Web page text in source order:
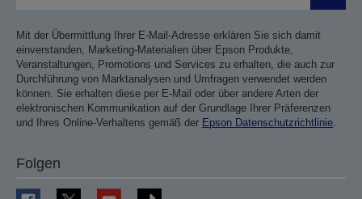
Mit der Übermittlung Ihrer E-Mail-Adresse erklären Sie sich damit
einverstanden, Marketing-Materialien über Epson Produkte,
Veranstaltungen, Promotions und Services zu erhalten, die auch zur
Durchführung von Marktanalysen und Umfragen verwendet werden
können. Sie erhalten diese per E-Mail oder über andere Arten der
elektronischen Kommunikation auf der Grundlage Ihrer Präferenzen
und Ihres Online-Verhaltens gemäß der Epson Datenschutzrichtlinie.
Folgen